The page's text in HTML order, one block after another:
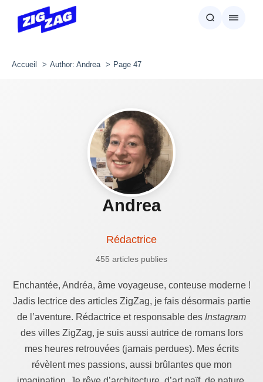
Accueil Author: Andrea Page 47
Andrea
Rédactrice
455 articles publies
Enchantée, Andréa, âme voyageuse, conteuse moderne !
Jadis lectrice des articles ZigZag, je fais désormais partie
de l’aventure. Rédactrice et responsable des Instagram
des villes ZigZag, je suis aussi autrice de romans lors
mes heures retrouvées (jamais perdues). Mes écrits
révèlent mes passions, aussi brûlantes que mon